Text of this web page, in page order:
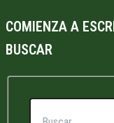
COMIENZA A
BUSCAR